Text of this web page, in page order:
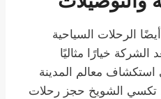
الرحلات السياحية
الشركة خيارًا مثاليًا
استكشاف معالم المدينة
تكسي الشويخ حجز رحلات